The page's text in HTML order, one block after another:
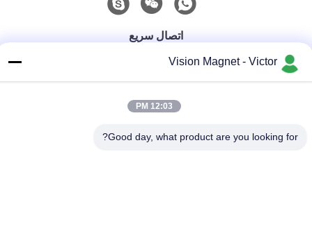
اتصال سريع
الهاتف
86-13612960489
marketing@vision-moulding.com
Vision Magnet - Victor
12:03 PM
Good day, what product are you looking for?